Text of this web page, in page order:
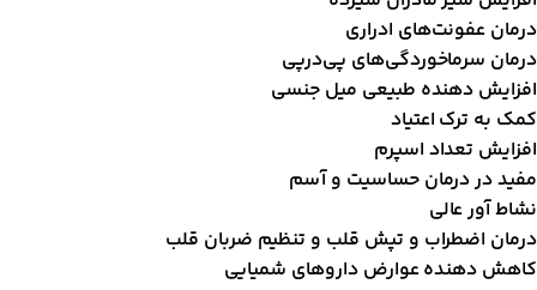
عفونت‌های ادراری
سرما‌خوردگی‌های پی‌در‌پی
دهنده طبیعی میل جنسی
به ترک اعتیاد
تعداد اسپرم
در درمان حساسیت و آسم
آور عالی
اضطراب و تپش قلب و تنظیم ضربان قلب
دهنده عوارض داروهای شمیایی